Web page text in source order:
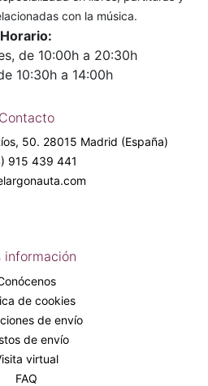
con la música.
Horario:
de 10:00h a 20:30h
10:30h a 14:00h
Contacto
50. 28015 Madrid (España)
915 439 441
información
de cookies
de envío
de envío
virtual
FAQ